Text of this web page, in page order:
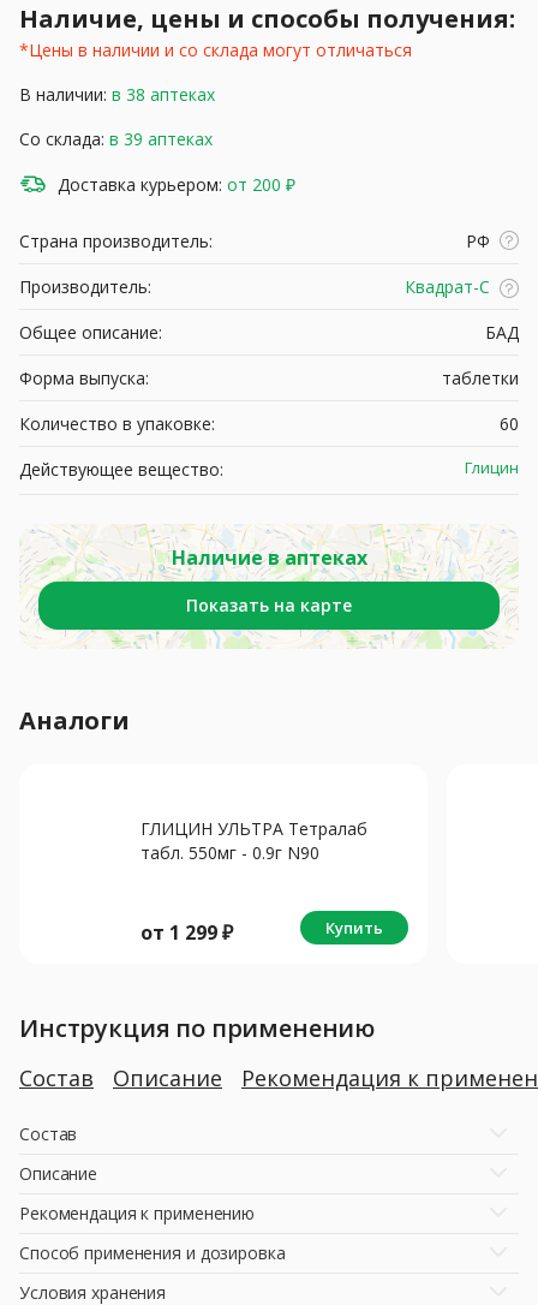
Наличие, цены и способы получения:
*Цены в наличии и со склада могут отличаться
В наличии: в 38 аптеках
Со склада: в 39 аптеках
Доставка курьером: от 200 ₽
Страна производитель:
РФ
Производитель:
Квадрат-С
Общее описание:
БАД
Форма выпуска:
таблетки
Количество в упаковке:
60
Действующее вещество:
Глицин
Наличие в аптеках
Показать на карте
Аналоги
ГЛИЦИН УЛЬТРА Тетралаб
табл. 550мг - 0.9г N90
от 1 299₽ Купить
Инструкция по применению
Состав Описание Рекомендация к
Состав
Описание
Рекомендация к применению
Способ применения и дозировка
Условия хранения